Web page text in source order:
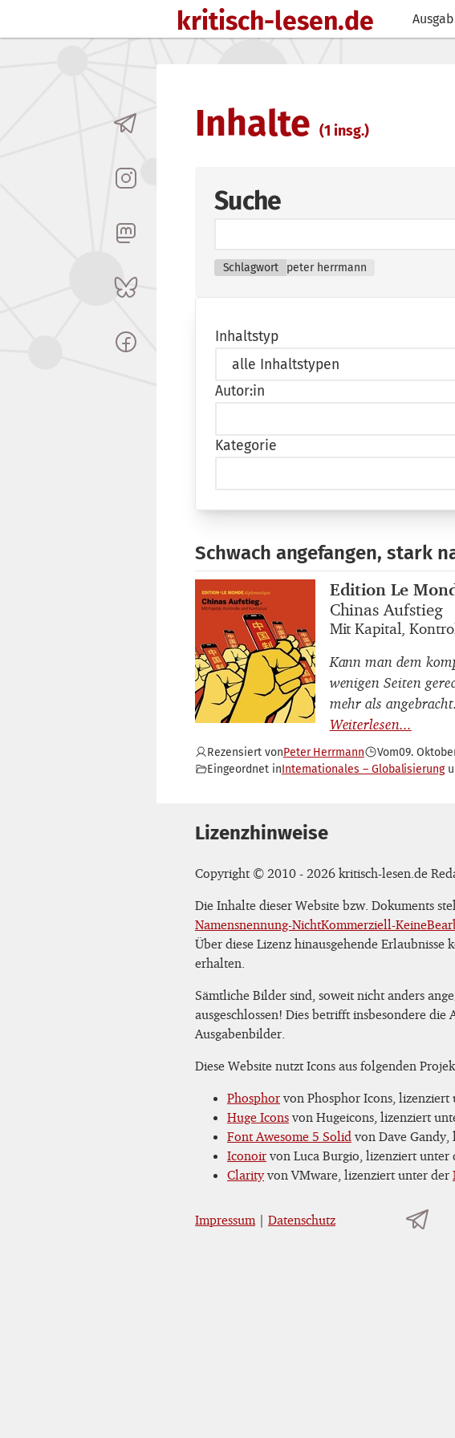
kritisch-lesen.de
Inhalte (1 insg.)
Suche
Schlagwort peter herrmann
Inhaltstyp
Autor:in
Kategorie
Schwach angefangen, stark
Buchautor_innen
Edition Le
Buchtitel
Chinas Aufstieg
Buchuntertitel
Mit Kapital,
Kann man dem
wenigen Seiten
mehr als angebracht.
Rezensiert vonPeter Herrmann Vom09.
Eingeordnet inInternationales – Globalisierung
Lizenzhinweise
Copyright © 2010 - 2026 kritisch-lesen.de
Die Inhalte dieser Website bzw. Dokuments
Namensnennung-NichtKommerziell-
Über diese Lizenz hinausgehende Erlaubnisse
erhalten.
Sämtliche Bilder sind, soweit nicht anders
ausgeschlossen! Dies betrifft insbesondere
Ausgabenbilder.
Diese Website nutzt Icons aus folgenden
Phosphor von Phosphor Icons, lizenziert
Huge Icons von Hugeicons, lizenziert
Font Awesome 5 Solid von Dave
Iconoir von Luca Burgio, lizenziert unter
Clarityvon VMware, lizenziert unter der
Impressum| Datenschutz